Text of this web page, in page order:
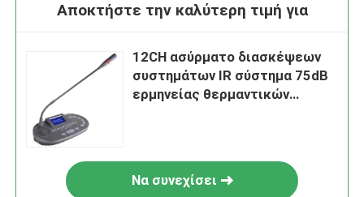
Αποκτήστε την καλύτερη τιμή για
12CH ασύρματο διασκέψεων
συστημάτων IR σύστημα 75dB
ερμηνείας θερμαντικών
Να συνεχίσει